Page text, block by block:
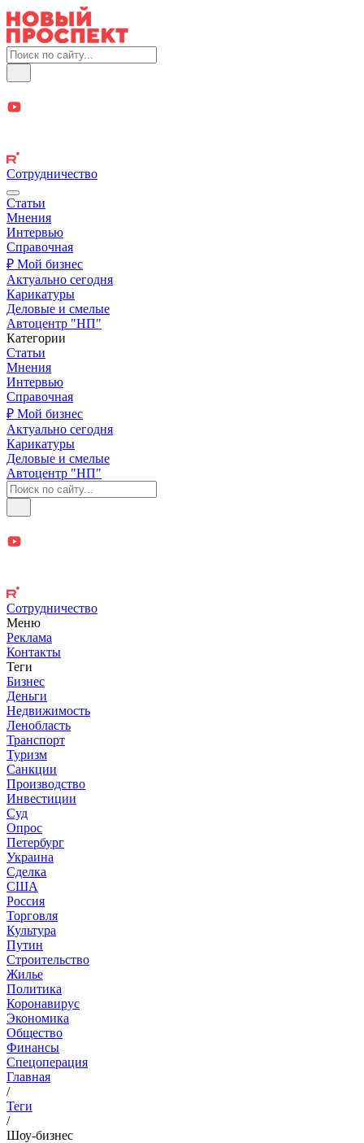
Сотрудничество
Статьи
Мнения
Интервью
Справочная
₽ Мой бизнес
Актуально сегодня
Карикатуры
Деловые и смелые
Автоцентр "НП"
Категории
Статьи
Мнения
Интервью
Справочная
₽ Мой бизнес
Актуально сегодня
Карикатуры
Деловые и смелые
Автоцентр "НП"
Сотрудничество
Меню
Реклама
Контакты
Теги
Бизнес
Деньги
Недвижимость
Ленобласть
Транспорт
Туризм
Санкции
Производство
Инвестиции
Суд
Опрос
Петербург
Украина
Сделка
США
Россия
Торговля
Культура
Путин
Строительство
Жилье
Политика
Коронавирус
Экономика
Общество
Финансы
Спецоперация
Главная
/
Теги
/
Шоу-бизнес